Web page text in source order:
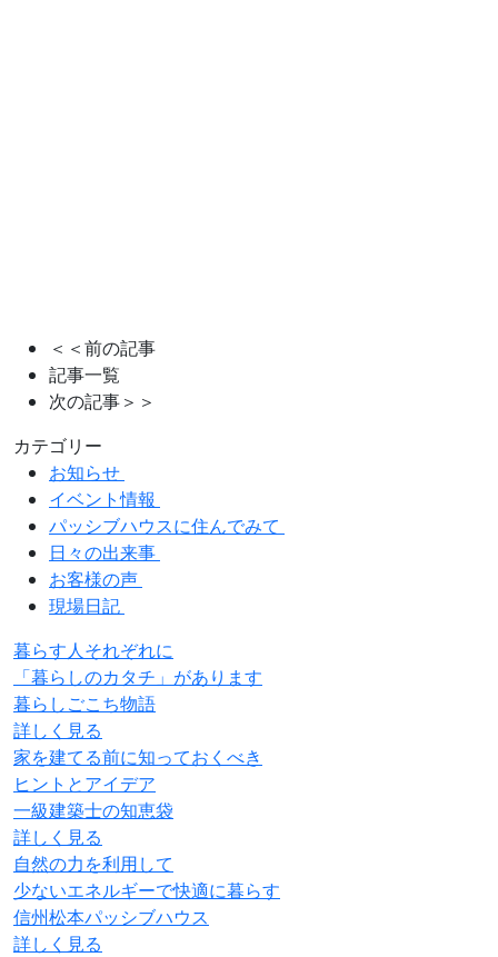
＜＜前の記事
記事一覧
次の記事＞＞
カテゴリー
お知らせ
イベント情報
パッシブハウスに住んでみて
日々の出来事
お客様の声
現場日記
暮らす人それぞれに
「暮らしのカタチ」があります
暮らしごこち物語
詳しく見る
家を建てる前に知っておくべき
ヒントとアイデア
一級建築士の知恵袋
詳しく見る
自然の力を利用して
少ないエネルギーで快適に暮らす
信州松本パッシブハウス
詳しく見る